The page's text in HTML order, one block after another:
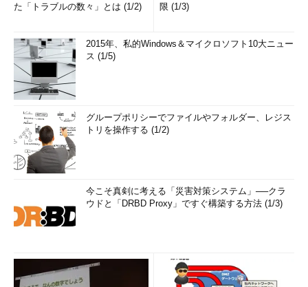
た「トラブルの数々」とは (1/2)
限 (1/3)
2015年、私的Windows＆マイクロソフト10大ニュー
ス (1/5)
グループポリシーでファイルやフォルダー、レジス
トリを操作する (1/2)
今こそ真剣に考える「災害対策システム」──クラ
ウドと「DRBD Proxy」ですぐ構築する方法 (1/3)